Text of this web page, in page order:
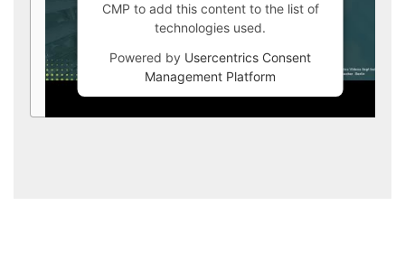
CMP to add this content to the list of
technologies used.
Powered by Usercentrics Consent
Management Platform